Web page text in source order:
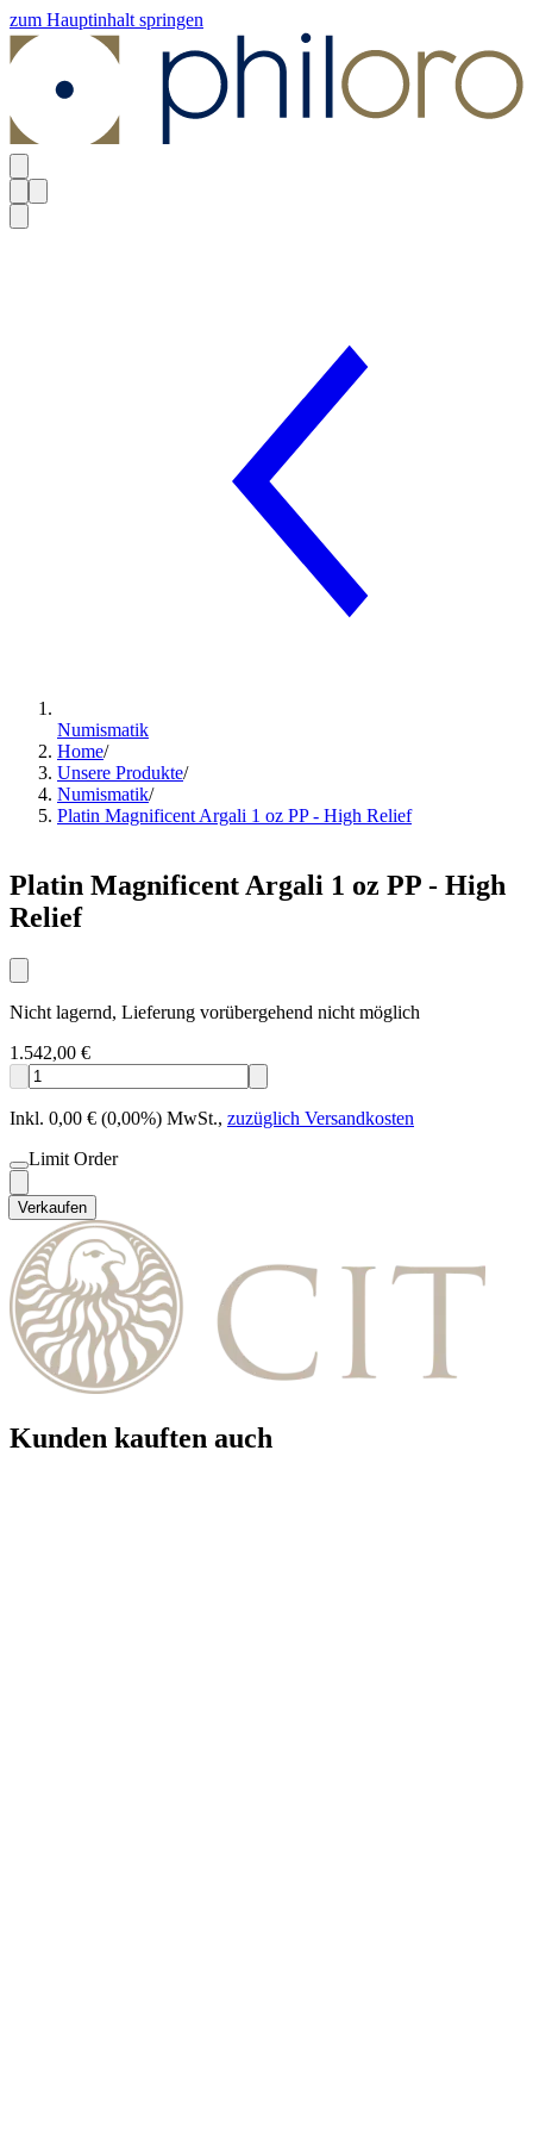
zum Hauptinhalt springen
Numismatik
Home/
Unsere Produkte/
Numismatik/
Platin Magnificent Argali 1 oz PP - High Relief
Platin Magnificent Argali 1 oz PP - High
Relief
Nicht lagernd, Lieferung vorübergehend nicht möglich
1.542,00 €
Inkl. 0,00 € (0,00%) MwSt., zuzüglich Versandkosten
Limit Order
Verkaufen
Kunden kauften auch